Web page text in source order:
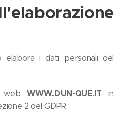
elabora i dati personali del
webWWW.DUN-QUE.IT in
2 del GDPR;